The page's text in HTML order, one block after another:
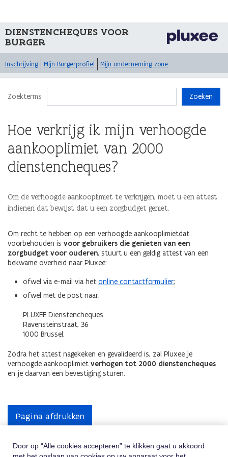
DIENSTENCHEQUES VOOR
BURGER
Inschrijving Mijn Burgerprofiel Mijn onderneming zone
Zoekterms Zoeken
Hoe verkrijg ik mijn verhoogde
aankooplimiet van 2000
dienstencheques?
Om de verhoogde aankooplimiet te verkrijgen, moet u een attest
indienen dat bewijst dat u een zorgbudget geniet.
Om recht te hebben op een verhoogde aankooplimietdat
voorbehouden is voor gebruikers die genieten van een
zorgbudget voor ouderen, stuurt u een geldig attest van een
bekwame overheid naar Pluxee:
ofwel via e-mail via het online contactformulier;
ofwel met de post naar:
PLUXEE Dienstencheques
Ravensteinstraat, 36
1000 Brussel.
Zodra het attest nagekeken en gevalideerd is, zal Pluxee je
verhoogde aankooplimiet verhogen tot 2000 dienstencheques
en je daarvan een bevestiging sturen.
Pagina afdrukken
Door op “Alle cookies accepteren” te klikken gaat u akkoord